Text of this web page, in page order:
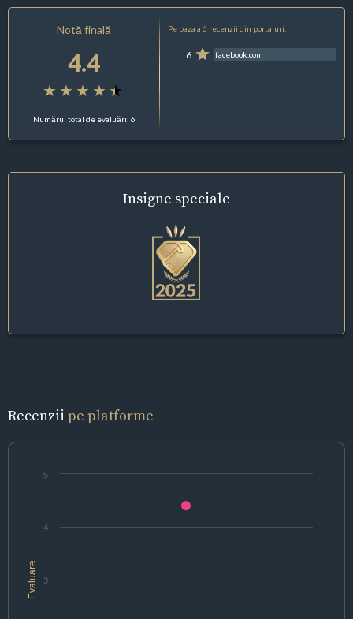
Notă finală
4.4
Numărul total de evaluări: 6
Pe baza a 6 recenzii din portaluri:
6 facebook.com
Insigne speciale
Recenzii pe platforme
Evaluare 3
4
5